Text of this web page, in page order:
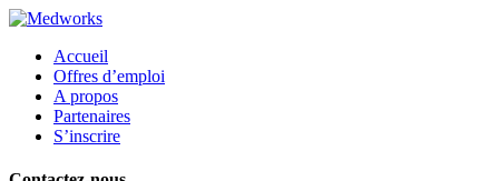
Accueil
Offres d’emploi
A propos
Partenaires
S’inscrire